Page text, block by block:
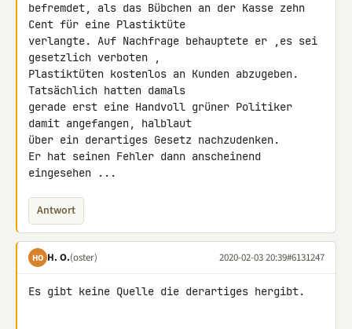
befremdet, als das Bübchen an der Kasse zehn
Cent für eine Plastiktüte
verlangte. Auf Nachfrage behauptete er ,es sei
gesetzlich verboten ,
Plastiktüten kostenlos an Kunden abzugeben.
Tatsächlich hatten damals
gerade erst eine Handvoll grüner Politiker
damit angefangen, halblaut
über ein derartiges Gesetz nachzudenken.
Er hat seinen Fehler dann anscheinend
eingesehen ...
Antwort
HO H. O.(oster) 2020-02-03 20:39#6131247
Es gibt keine Quelle die derartiges hergibt.